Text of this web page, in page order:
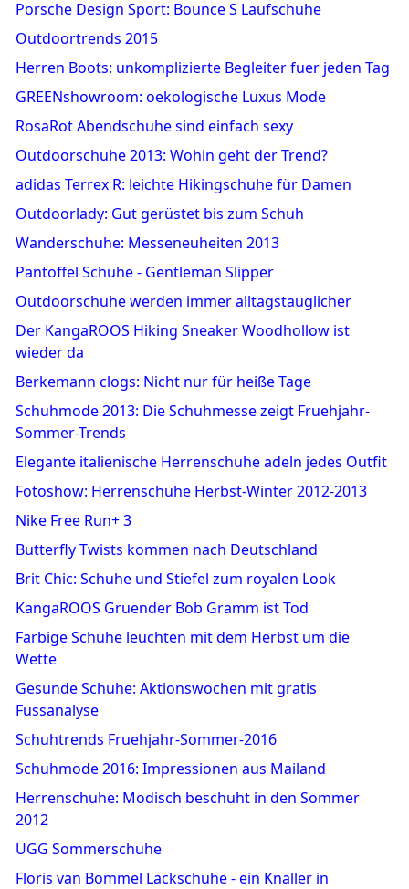
Porsche Design Sport: Bounce S Laufschuhe
Outdoortrends 2015
Herren Boots: unkomplizierte Begleiter fuer jeden Tag
GREENshowroom: oekologische Luxus Mode
RosaRot Abendschuhe sind einfach sexy
Outdoorschuhe 2013: Wohin geht der Trend?
adidas Terrex R: leichte Hikingschuhe für Damen
Outdoorlady: Gut gerüstet bis zum Schuh
Wanderschuhe: Messeneuheiten 2013
Pantoffel Schuhe - Gentleman Slipper
Outdoorschuhe werden immer alltagstauglicher
Der KangaROOS Hiking Sneaker Woodhollow ist
wieder da
Berkemann clogs: Nicht nur für heiße Tage
Schuhmode 2013: Die Schuhmesse zeigt Fruehjahr-
Sommer-Trends
Elegante italienische Herrenschuhe adeln jedes Outfit
Fotoshow: Herrenschuhe Herbst-Winter 2012-2013
Nike Free Run+ 3
Butterfly Twists kommen nach Deutschland
Brit Chic: Schuhe und Stiefel zum royalen Look
KangaROOS Gruender Bob Gramm ist Tod
Farbige Schuhe leuchten mit dem Herbst um die
Wette
Gesunde Schuhe: Aktionswochen mit gratis
Fussanalyse
Schuhtrends Fruehjahr-Sommer-2016
Schuhmode 2016: Impressionen aus Mailand
Herrenschuhe: Modisch beschuht in den Sommer
2012
UGG Sommerschuhe
Floris van Bommel Lackschuhe - ein Knaller in